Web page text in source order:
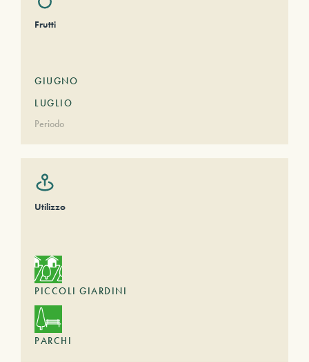
Frutti
GIUGNO
LUGLIO
Periodo
Utilizzo
PICCOLI GIARDINI
PARCHI